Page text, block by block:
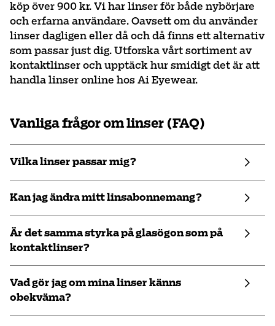
köp över 900 kr. Vi har linser för både nybörjare
och erfarna användare. Oavsett om du använder
linser dagligen eller då och då finns ett alternativ
som passar just dig. Utforska vårt sortiment av
kontaktlinser och upptäck hur smidigt det är att
handla linser online hos Ai Eyewear.
Vanliga frågor om linser (FAQ)
Vilka linser passar mig?
Kan jag ändra mitt linsabonnemang?
Är det samma styrka på glasögon som på
kontaktlinser?
Vad gör jag om mina linser känns
obekväma?